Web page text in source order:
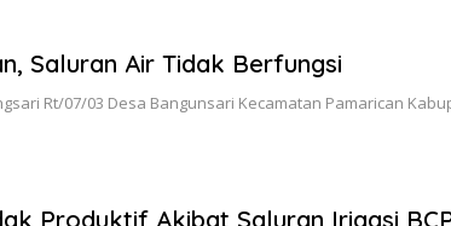
Saluran Air Tidak Berfungsi
Rt/07/03 Desa Bangunsari Kecamatan Pamarican
Produktif Akibat Saluran Irigasi